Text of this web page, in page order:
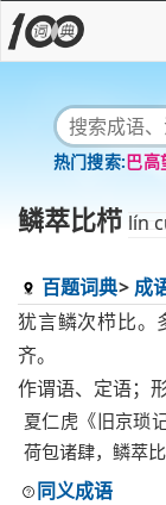
巴高
鳞萃比栉 lín
百题词典 成
犹言鳞次栉比。
齐。
作谓语、定语；
夏仁虎《旧京琐
荷包诸肆，鳞萃
同义成语